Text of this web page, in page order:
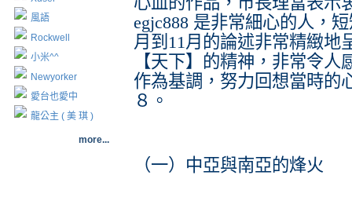
風語
Rockwell
小米^^
Newyorker
愛台也愛中
龍公主 ( 美 琪 )
more...
egjc888 是非常細心的人，
月到11月的論述非常精緻地
【天下】的精神，非常令人
作為基調，努力回想當時的
８。
（一）中亞與南亞的烽火